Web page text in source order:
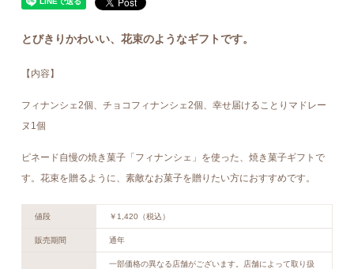
とびきりかわいい、花束のようなギフトです。
【内容】
フィナンシェ2個、チョコフィナンシェ2個、幸せ届けることりマドレー
ヌ1個
ピネード自慢の焼き菓子「フィナンシェ」を使った、焼き菓子ギフトで
す。花束を贈るように、素敵なお菓子を贈りたい方におすすめです。
値段 ￥1,420（税込）
販売期間 通年
一部価格の異なる店舗がございます。店舗によって取り扱